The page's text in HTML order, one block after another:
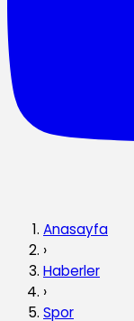
Anasayfa
›
Haberler
›
Spor